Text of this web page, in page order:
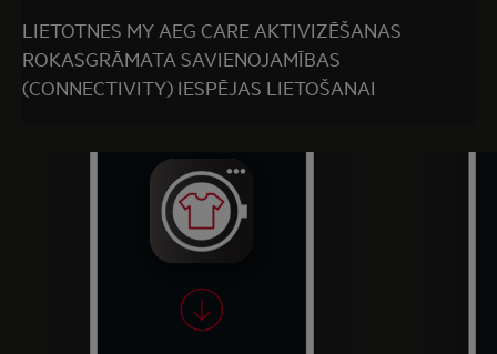
LIETOTNES MY AEG CARE AKTIVIZĒŠANAS
ROKASGRĀMATA SAVIENOJAMĪBAS
(CONNECTIVITY) IESPĒJAS LIETOŠANAI